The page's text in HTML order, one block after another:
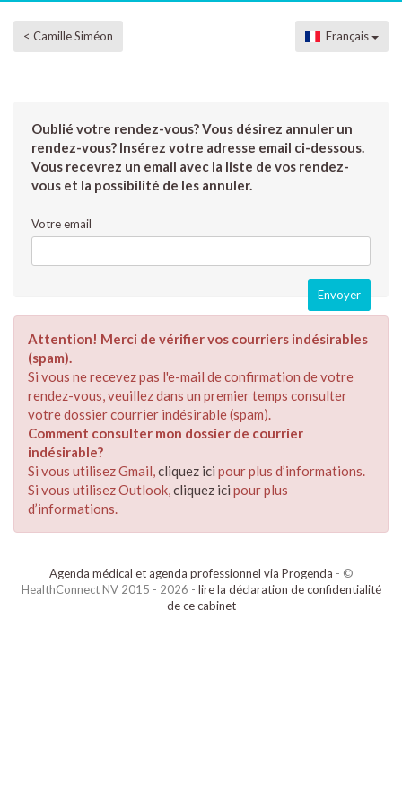
< Camille Siméon Français
Oublié votre rendez-vous? Vous désirez annuler un
rendez-vous? Insérez votre adresse email ci-dessous.
Vous recevrez un email avec la liste de vos rendez-
vous et la possibilité de les annuler.
Votre email
Attention! Merci de vérifier vos courriers indésirables
(spam).
Si vous ne recevez pas l'e-mail de confirmation de votre
rendez-vous, veuillez dans un premier temps consulter
votre dossier courrier indésirable (spam).
Comment consulter mon dossier de courrier
indésirable?
Si vous utilisez Gmail,cliquez ici pour plus d’informations.
Si vous utilisez Outlook,cliquez ici pour plus
d’informations.
Agenda médical et agenda professionnel via Progenda - ©
HealthConnect NV 2015 - 2026 - lire la déclaration de confidentialité
de ce cabinet